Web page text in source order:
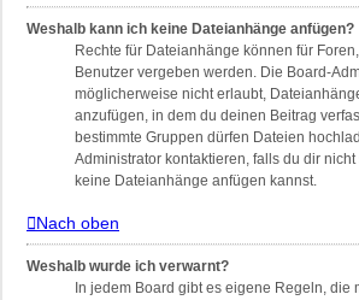
Weshalb kann ich keine Dateianhänge anfügen?
Rechte für Dateianhänge können für
Benutzer vergeben werden. Die Board-
möglicherweise nicht erlaubt,
anzufügen, in dem du deinen Beitrag
bestimmte Gruppen dürfen Dateien
Administrator kontaktieren, falls du dir
keine Dateianhänge anfügen kannst.
Nach oben
Weshalb wurde ich verwarnt?
In jedem Board gibt es eigene Regeln, die